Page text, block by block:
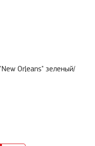
Orleans" зеленый/